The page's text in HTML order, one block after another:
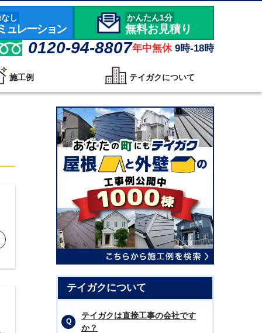
し
ュレーション
かんたん1分
無料お見積り
0120-94-8807年中無休 9時-18時
施工例 テイガクについて
テイガクについて
テイガクは直接工事の会社です
か？